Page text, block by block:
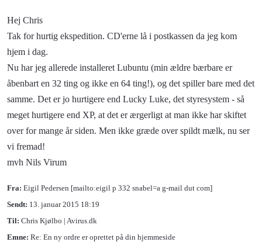
Hej Chris
Tak for hurtig ekspedition. CD'erne lå i postkassen da jeg kom
hjem i dag.
Nu har jeg allerede installeret Lubuntu (min ældre bærbare er
åbenbart en 32 ting og ikke en 64 ting!), og det spiller bare med det
samme. Det er jo hurtigere end Lucky Luke, det styresystem - så
meget hurtigere end XP, at det er ærgerligt at man ikke har skiftet
over for mange år siden. Men ikke græde over spildt mælk, nu ser
vi fremad!
mvh Nils Virum
Fra: Eigil Pedersen [mailto:eigil p 332 snabel=a g-mail dut com]
Sendt: 13. januar 2015 18:19
Til: Chris Kjølbo | Avirus.dk
Emne: Re: En ny ordre er oprettet på din hjemmeside